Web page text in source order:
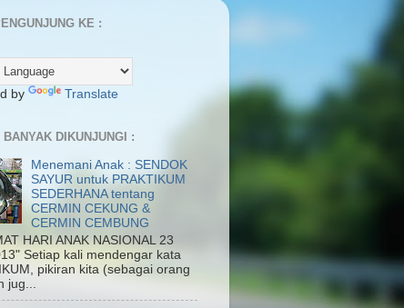
KE :
by Translate
BANYAK DIKUNJUNGI :
Menemani Anak : SENDOK
SAYUR untuk PRAKTIKUM
SEDERHANA tentang
CERMIN CEKUNG &
CERMIN CEMBUNG
HARI ANAK NASIONAL 23
Setiap kali mendengar kata
pikiran kita (sebagai orang
jug...